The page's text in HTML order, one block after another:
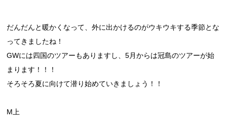
だんだんと暖かくなって、外に出かけるのがウキウキする季節とな
ってきましたね！
GWには四国のツアーもありますし、5月からは冠島のツアーが始
まります！！！
そろそろ夏に向けて潜り始めていきましょう！！
M上